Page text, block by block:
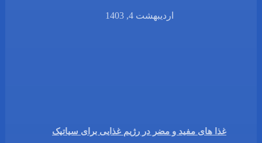
اردیبهشت 4, 1403
غذا های مفید و مضر در رژیم غذایی برای سیاتیک